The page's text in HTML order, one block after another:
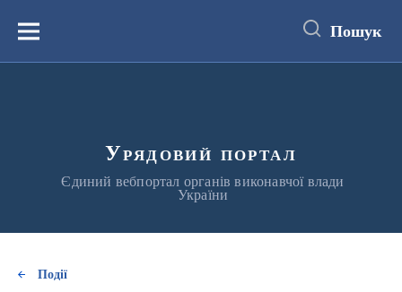
вмістуМеню Пошук
Урядовий портал
Єдиний вебпортал органів виконавчої влади
України
Події